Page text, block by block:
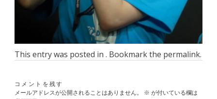
This entry was posted in . Bookmark the permalink.
コメントを残す
メールアドレスが公開されることはありません。
※ が付いている欄は